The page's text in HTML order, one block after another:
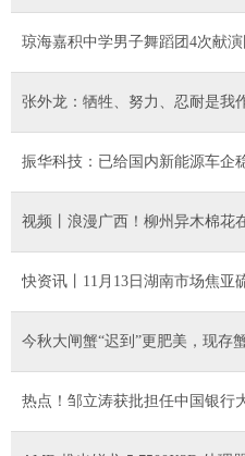
琼海嘉积中学男子舞蹈团4次献
张外龙：牺牲、努力、忍耐是我
振华科技：已给国内新能源车企
视频丨浪漫广西！柳州异木棉花
快资讯丨11月13日湖南市场焦亚
今秋大闸蟹“迟到”更肥美，现存
热点！邹立涛获批担任中国银行